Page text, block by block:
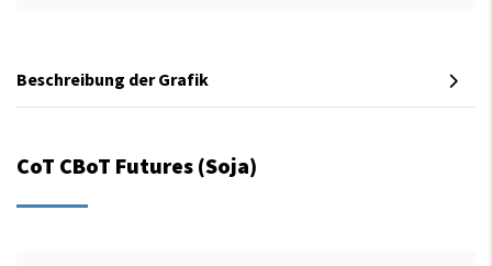
Beschreibung der Grafik
CoT CBoT Futures (Soja)